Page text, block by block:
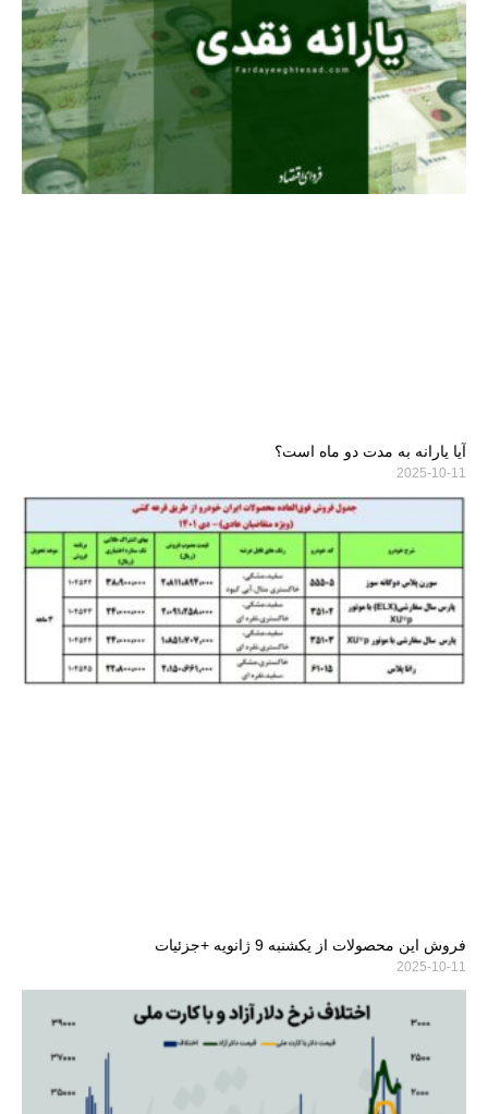
آیا یارانه به مدت دو ماه است؟
2025-10-11
فروش این محصولات از یکشنبه 9 ژانویه +جزئیات
2025-10-11